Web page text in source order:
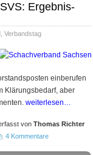
Ergebnis­
Verbandstag
ein­be­ru­fen
Klärungs­be­darf, aber
weiterlesen…
von Thomas Richter
4 Kommentare